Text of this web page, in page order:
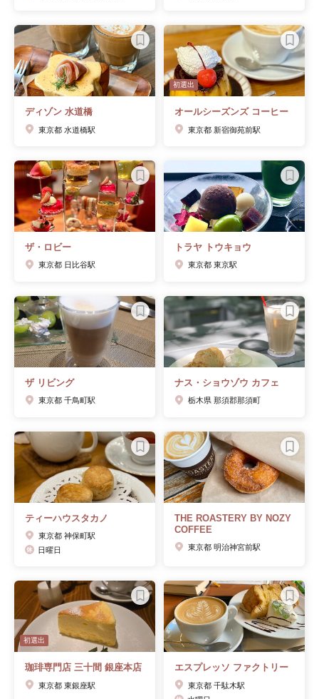
ディゾン 水道橋
東京都 水道橋駅
初選出
オールシーズンズ コーヒー
東京都 新宿御苑前駅
ザ・ロビー
東京都 日比谷駅
トラヤ トウキョウ
東京都 東京駅
ザ リビング
東京都 千鳥町駅
ナス・ショウゾウ カフェ
栃木県 那須郡那須町
ティーハウスタカノ
東京都 神保町駅
日曜日
THE ROASTERY BY NOZY
COFFEE
東京都 明治神宮前駅
初選出
珈琲専門店 三十間 銀座本店
東京都 東銀座駅
エスプレッソ ファクトリー
東京都 千駄木駅